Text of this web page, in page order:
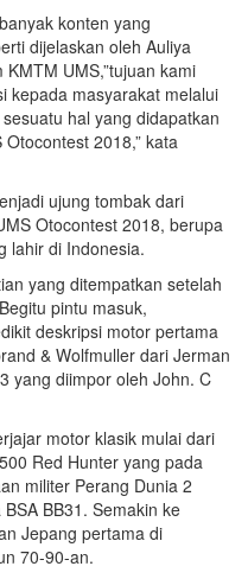
konten yang
dijelaskan oleh Auliya
UMS,”tujuan kami
kepada masyarakat melalui
hal yang didapatkan
2018,” kata
ujung tombak dari
Otocontest 2018, berupa
lahir di Indonesia.
yang ditempatkan setelah
pintu masuk,
deskripsi motor pertama
& Wolfmuller dari Jerman
yang diimpor oleh John. C
motor klasik mulai dari
Red Hunter yang pada
militer Perang Dunia 2
BB31. Semakin ke
Jepang pertama di
70-90-an.